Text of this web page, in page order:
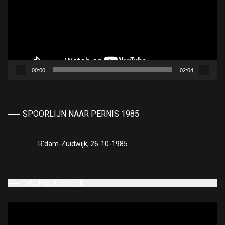
00:00 02:04
SPOORLIJN NAAR PERNIS 1985
R'dam-Zuidwijk, 26-10-1985